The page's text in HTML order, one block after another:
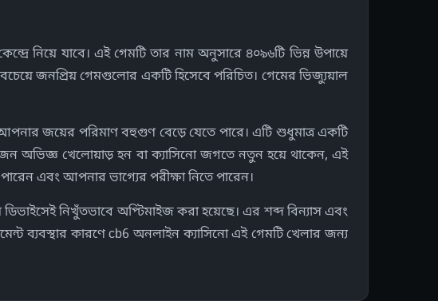
নিয়ে যাবে। এই গেমটি তার নাম অনুসারে ৪০৯৬টি ভিন্ন উপায়ে
জনপ্রিয় গেমগুলোর একটি হিসেবে পরিচিত। গেমের ভিজ্যুয়াল
জয়ের পরিমাণ বহুগুণ বেড়ে যেতে পারে। এটি শুধুমাত্র একটি
অভিজ্ঞ খেলোয়াড় হন বা ক্যাসিনো জগতে নতুন হয়ে থাকেন, এই
এবং আপনার ভাগ্যের পরীক্ষা নিতে পারেন।
নিখুঁতভাবে অপ্টিমাইজ করা হয়েছে। এর শব্দ বিন্যাস এবং
ব্যবস্থার কারণে cb6 অনলাইন ক্যাসিনো এই গেমটি খেলার জন্য